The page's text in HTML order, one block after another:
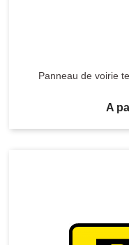
Panneau de voirie
Prix
A